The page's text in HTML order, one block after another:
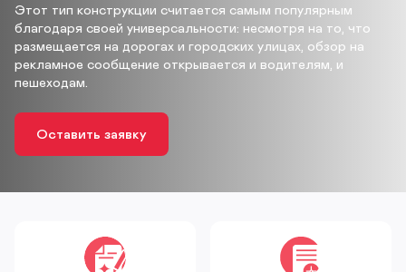
Этот тип конструкции считается самым популярным
благодаря своей универсальности: несмотря на то, что
размещается на дорогах и городских улицах, обзор на
рекламное сообщение открывается и водителям, и
пешеходам.
Оставить заявку